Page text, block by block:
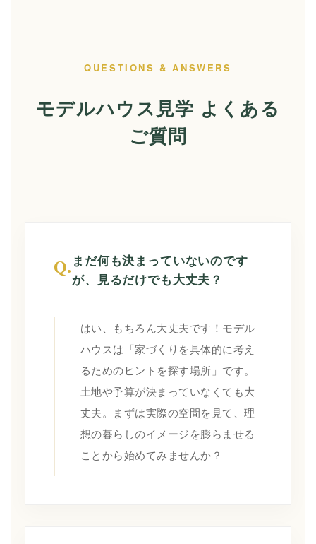
QUESTIONS & ANSWERS
モデルハウス見学 よくある
ご質問
Q. まだ何も決まっていないのです
が、見るだけでも大丈夫？
はい、もちろん大丈夫です！モデル
ハウスは「家づくりを具体的に考え
るためのヒントを探す場所」です。
土地や予算が決まっていなくても大
丈夫。まずは実際の空間を見て、理
想の暮らしのイメージを膨らませる
ことから始めてみませんか？